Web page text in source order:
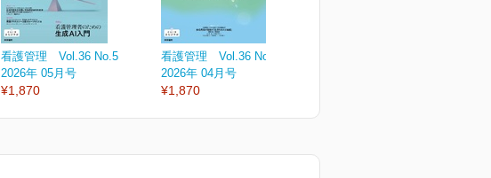
看護管理 Vol.36 No.5
2026年 05月号
¥1,870
看護管理 Vol.36 No.4
2026年 04月号
¥1,870